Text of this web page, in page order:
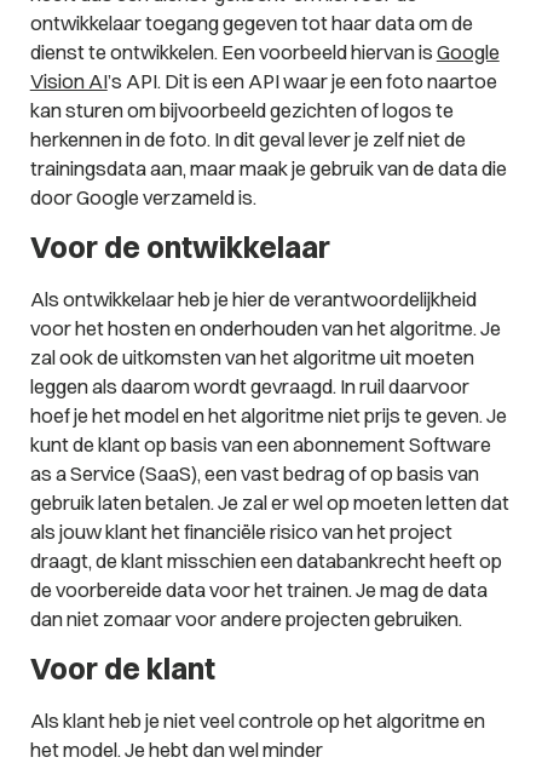
ontwikkelaar toegang gegeven tot haar data om de
dienst te ontwikkelen. Een voorbeeld hiervan is Google
Vision AI’s API. Dit is een API waar je een foto naartoe
kan sturen om bijvoorbeeld gezichten of logos te
herkennen in de foto. In dit geval lever je zelf niet de
trainingsdata aan, maar maak je gebruik van de data die
door Google verzameld is.
Voor de ontwikkelaar
Als ontwikkelaar heb je hier de verantwoordelijkheid
voor het hosten en onderhouden van het algoritme. Je
zal ook de uitkomsten van het algoritme uit moeten
leggen als daarom wordt gevraagd. In ruil daarvoor
hoef je het model en het algoritme niet prijs te geven. Je
kunt de klant op basis van een abonnement Software
as a Service (SaaS), een vast bedrag of op basis van
gebruik laten betalen. Je zal er wel op moeten letten dat
als jouw klant het financiële risico van het project
draagt, de klant misschien een databankrecht heeft op
de voorbereide data voor het trainen. Je mag de data
dan niet zomaar voor andere projecten gebruiken.
Voor de klant
Als klant heb je niet veel controle op het algoritme en
het model. Je hebt dan wel minder